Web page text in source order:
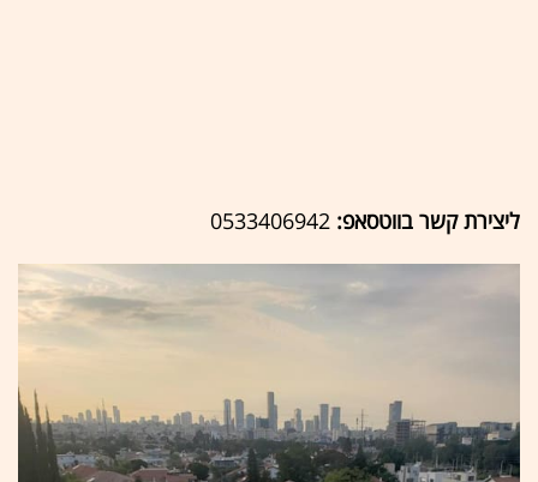
ליצירת קשר בווטסאפ: